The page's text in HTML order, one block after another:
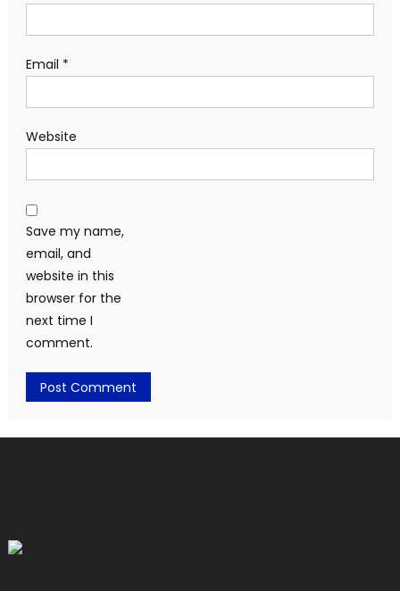
Email *
Website
Save my name,
email, and
website in this
browser for the
next time I
comment.